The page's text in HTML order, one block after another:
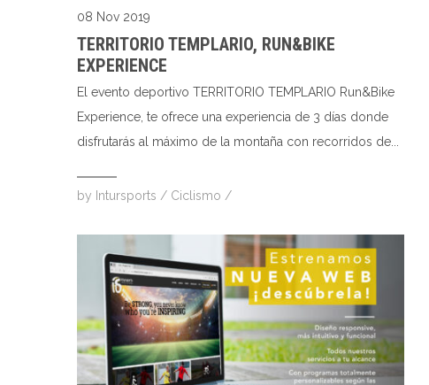
08 Nov 2019
TERRITORIO TEMPLARIO, RUN&BIKE
EXPERIENCE
El evento deportivo TERRITORIO TEMPLARIO Run&Bike
Experience, te ofrece una experiencia de 3 días donde
disfrutarás al máximo de la montaña con recorridos de...
by Intursports / Ciclismo /